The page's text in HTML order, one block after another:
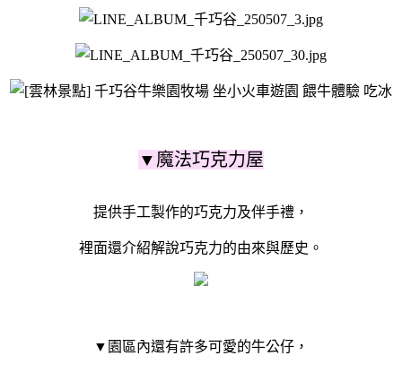
▼魔法巧克力屋
提供手工製作的巧克力及伴手禮，
裡面還介紹解說巧克力的由來與歷史。
▼園區內還有許多可愛的牛公仔，